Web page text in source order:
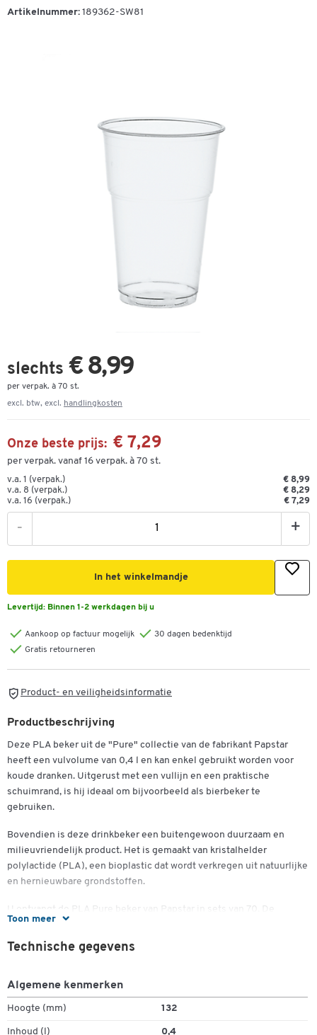
Artikelnummer: 189362-SW81
slechts € 8,99
per verpak. à 70 st.
excl. btw, excl. handlingkosten
Onze beste prijs: € 7,29
per verpak. vanaf 16 verpak. à 70 st.
v.a. 1 (verpak.)
€ 8,99
v.a. 8 (verpak.)
€ 8,29
v.a. 16 (verpak.)
€ 7,29
- +
In het winkelmandje
Levertijd: Binnen 1-2 werkdagen bij u
Aankoop op factuur mogelijk
30 dagen bedenktijd
Gratis retourneren
Product- en veiligheidsinformatie
Toon meer
Productbeschrijving
Deze PLA beker uit de "Pure" collectie van de fabrikant Papstar
heeft een vulvolume van 0,4 l en kan enkel gebruikt worden voor
koude dranken. Uitgerust met een vullijn en een praktische
schuimrand, is hij ideaal om bijvoorbeeld als bierbeker te
gebruiken.
Bovendien is deze drinkbeker een buitengewoon duurzaam en
milieuvriendelijk product. Het is gemaakt van kristalhelder
polylactide (PLA), een bioplastic dat wordt verkregen uit natuurlijke
en hernieuwbare grondstoffen.
U ontvangt de PLA Pure beker van Papstar in sets van 70. De
afmetingen van elke beker zijn Ø 95 x H 132 mm.
Ontwerp:
70 drinkbekers uit de "Pure" collectie van de fabrikant.
Inhoud van 0,4 l elk
Kan alleen worden gebruikt voor koude dranken
Met afvullijn
Technische gegevens
Algemene kenmerken
Hoogte (mm) 132
Inhoud (l) 0,4